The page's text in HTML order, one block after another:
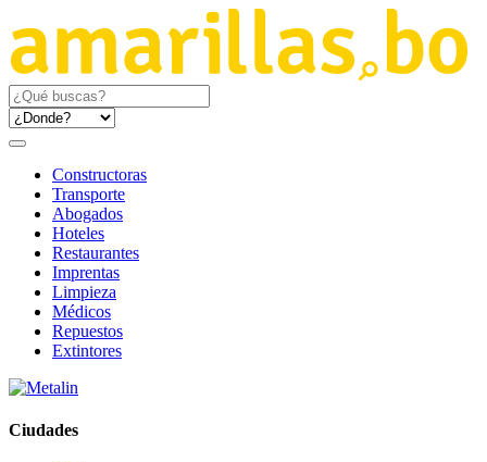
Constructoras
Transporte
Abogados
Hoteles
Restaurantes
Imprentas
Limpieza
Médicos
Repuestos
Extintores
Ciudades